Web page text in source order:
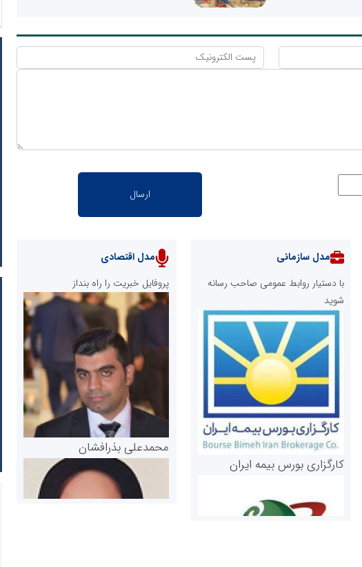
مدل سازمانی
با دستیار روابط عمومی صاحب رسانه
شوید
کارگزاری بورس بیمه ایران
مدل اقتصادی
پروفایل خبریت را راه بنداز
محمدعلی بذرافشان